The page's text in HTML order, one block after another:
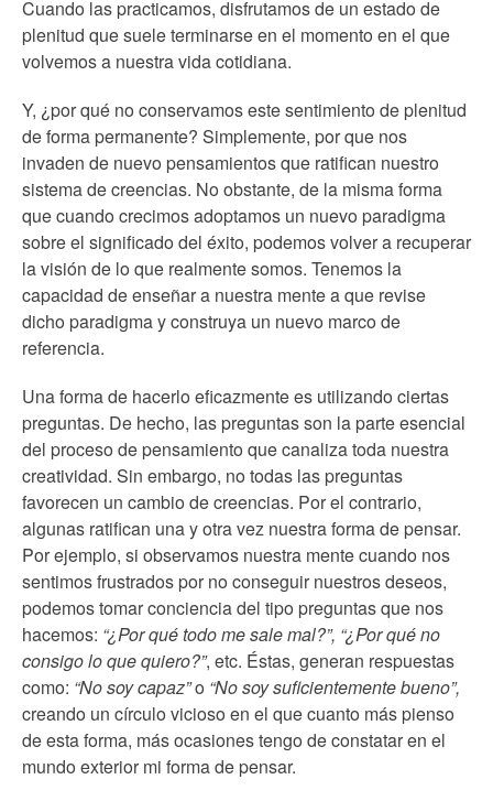
Cuando las practicamos, disfrutamos de un estado de
plenitud que suele terminarse en el momento en el que
volvemos a nuestra vida cotidiana.
Y, ¿por qué no conservamos este sentimiento de plenitud
de forma permanente? Simplemente, por que nos
invaden de nuevo pensamientos que ratifican nuestro
sistema de creencias. No obstante, de la misma forma
que cuando crecimos adoptamos un nuevo paradigma
sobre el significado del éxito, podemos volver a recuperar
la visión de lo que realmente somos. Tenemos la
capacidad de enseñar a nuestra mente a que revise
dicho paradigma y construya un nuevo marco de
referencia.
Una forma de hacerlo eficazmente es utilizando ciertas
preguntas. De hecho, las preguntas son la parte esencial
del proceso de pensamiento que canaliza toda nuestra
creatividad. Sin embargo, no todas las preguntas
favorecen un cambio de creencias. Por el contrario,
algunas ratifican una y otra vez nuestra forma de pensar.
Por ejemplo, si observamos nuestra mente cuando nos
sentimos frustrados por no conseguir nuestros deseos,
podemos tomar conciencia del tipo preguntas que nos
hacemos: “¿Por qué todo me sale mal?”, “¿Por qué no
consigo lo que quiero?”, etc. Éstas, generan respuestas
como: “No soy capaz”o “No soy suficientemente bueno”,
creando un círculo vicioso en el que cuanto más pienso
de esta forma, más ocasiones tengo de constatar en el
mundo exterior mi forma de pensar.